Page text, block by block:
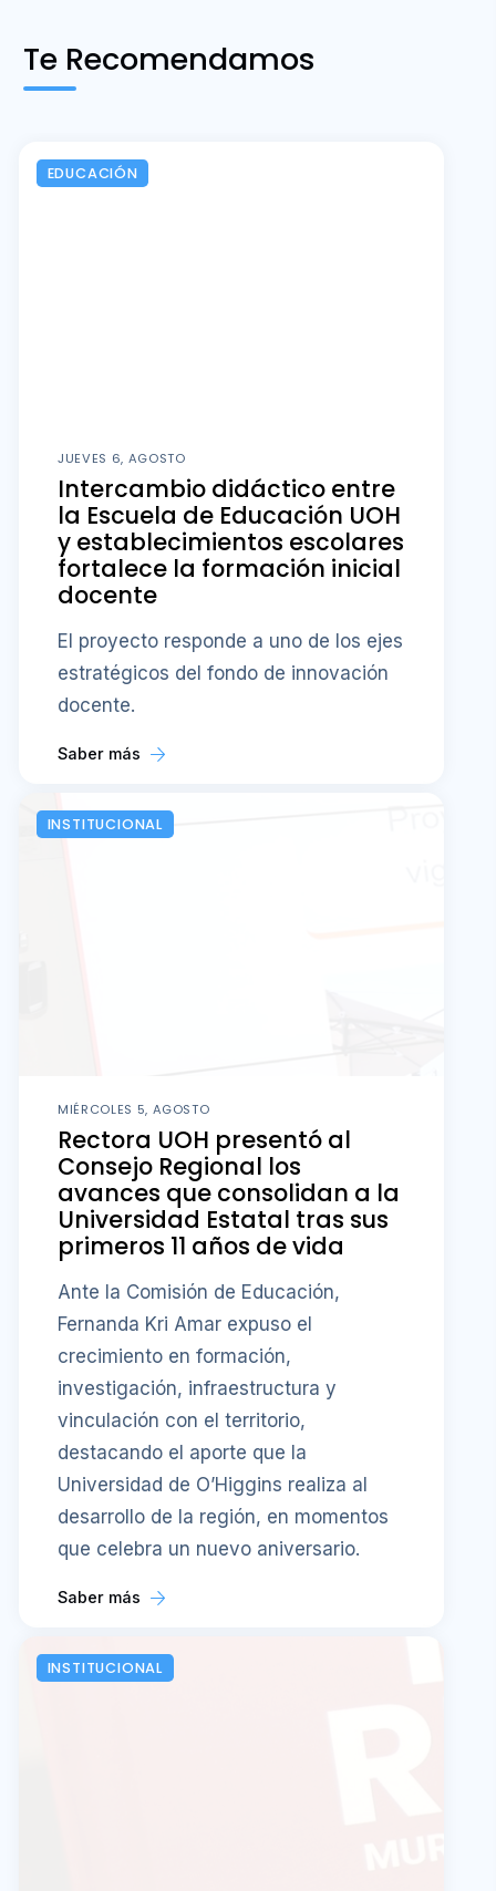
Te Recomendamos
EDUCACIÓN
JUEVES 6, AGOSTO
Intercambio didáctico entre
la Escuela de Educación UOH
y establecimientos escolares
fortalece la formación inicial
docente
El proyecto responde a uno de los ejes
estratégicos del fondo de innovación
docente.
Saber más
INSTITUCIONAL
MIÉRCOLES 5, AGOSTO
Rectora UOH presentó al
Consejo Regional los
avances que consolidan a la
Universidad Estatal tras sus
primeros 11 años de vida
Ante la Comisión de Educación,
Fernanda Kri Amar expuso el
crecimiento en formación,
investigación, infraestructura y
vinculación con el territorio,
destacando el aporte que la
Universidad de O’Higgins realiza al
desarrollo de la región, en momentos
que celebra un nuevo aniversario.
Saber más
INSTITUCIONAL